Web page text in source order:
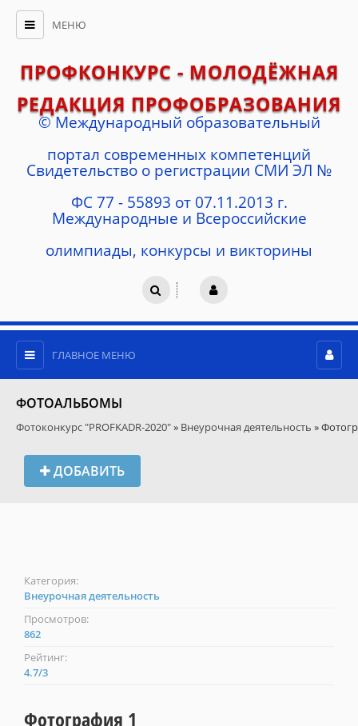
МЕНЮ
ПРОФКОНКУРС - МОЛОДЁЖНАЯ
РЕДАКЦИЯ ПРОФОБРАЗОВАНИЯ
© Международный образовательный
портал современных компетенций
Cвидетельство о регистрации СМИ ЭЛ №
ФС 77 - 55893 от 07.11.2013 г.
Международные и Всероссийские
олимпиады, конкурсы и викторины
ГЛАВНОЕ МЕНЮ
ФОТОАЛЬБОМЫ
Фотоконкурс "PROFKADR-2020"» Внеурочная деятельность »
ДОБАВИТЬ
Категория:
Внеурочная деятельность
Просмотров:
862
Рейтинг:
4.7/3
Фотография 1